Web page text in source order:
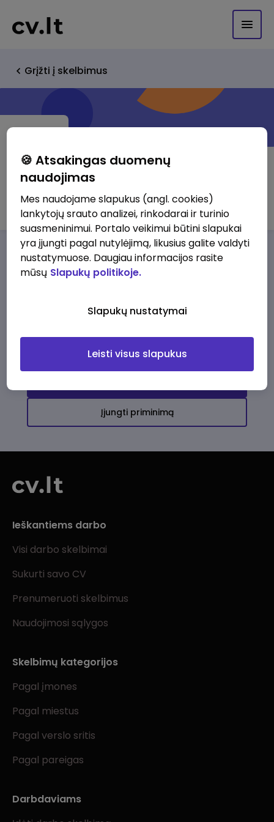
Grįžti į skelbimus
CV.lt klientas (123020592)
Darbo pasiūlymaiApie musPrivalumai
darbo pasiūlymų
Įjungti priminimą
Ieškantiems darbo
Visi darbo skelbimai
Sukurti savo CV
Prenumeruoti skelbimus
Naudojimosi sąlygos
Skelbimų kategorijos
Pagal įmones
Pagal miestus
Pagal verslo sritis
Pagal pareigas
Darbdaviams
🍪 Atsakingas duomenų
naudojimas
Mes naudojame slapukus (angl. cookies)
lankytojų srauto analizei, rinkodarai ir turinio
suasmeninimui. Portalo veikimui būtini slapukai
yra įjungti pagal nutylėjimą, likusius galite valdyti
nustatymuose. Daugiau informacijos rasite
mūsų Slapukų politikoje.
Slapukų nustatymai
Leisti visus slapukus